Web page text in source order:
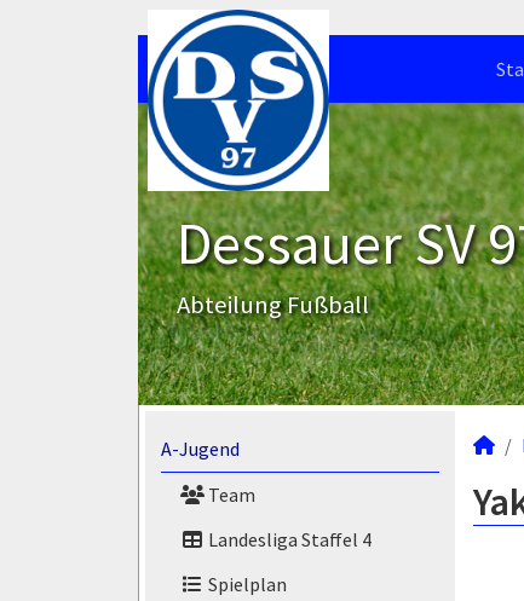
Dessauer SV
Abteilung Fußball
A-Jugend
Team
Landesliga Staffel 4
Spielplan